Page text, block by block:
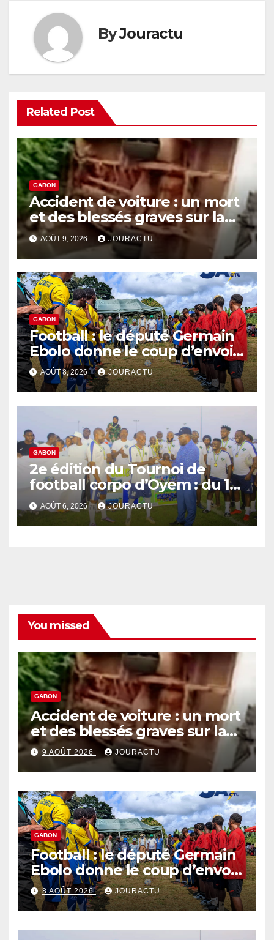
ByJouractu
Related Post
GABON
Accident de voiture : un mort
et des blessés graves sur la
route économique
AOÛT 9, 2026 JOURACTU
GABON
Football : le député Germain
Ebolo donne le coup d’envoi
du Tournoi Pierre Claver
Zeng Ebome
AOÛT 8, 2026 JOURACTU
GABON
2e édition du Tournoi de
football corpo d’Oyem : du 12
septembre au 3 octobre 2026
AOÛT 6, 2026 JOURACTU
You missed
GABON
Accident de voiture : un mort
et des blessés graves sur la
route économique
9 AOÛT 2026 JOURACTU
GABON
Football : le député Germain
Ebolo donne le coup d’envoi
du Tournoi Pierre Claver
Zeng Ebome
8 AOÛT 2026 JOURACTU